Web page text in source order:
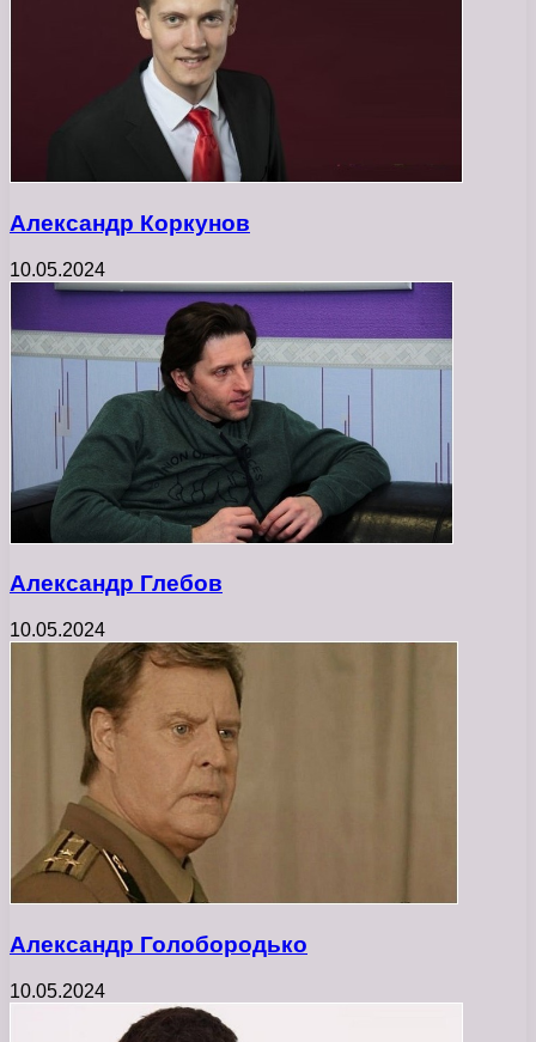
Александр Коркунов
10.05.2024
Александр Глебов
10.05.2024
Александр Голобородько
10.05.2024